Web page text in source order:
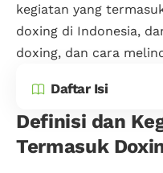
kegiatan yang
doxing di Indonesia,
doxing, dan cara
Daftar Isi
Definisi dan
Termasuk